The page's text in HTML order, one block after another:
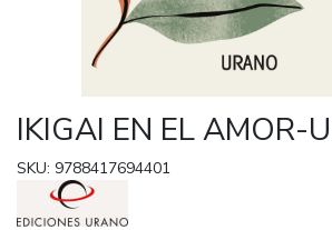
IKIGAI EN EL AMOR-
SKU: 9788417694401